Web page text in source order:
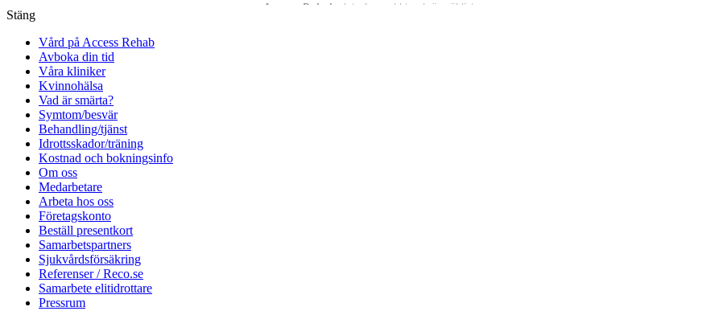
Stäng
Vård på Access Rehab
Avboka din tid
Våra kliniker
Kvinnohälsa
Vad är smärta?
Symtom/besvär
Behandling/tjänst
Idrottsskador/träning
Kostnad och bokningsinfo
Om oss
Medarbetare
Arbeta hos oss
Företagskonto
Beställ presentkort
Samarbetspartners
Sjukvårdsförsäkring
Referenser / Reco.se
Samarbete elitidrottare
Pressrum